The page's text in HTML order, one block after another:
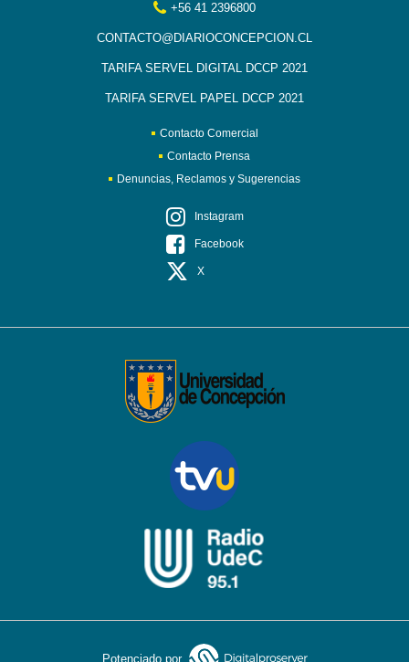
+56 41 2396800
CONTACTO@DIARIOCONCEPCION.CL
TARIFA SERVEL DIGITAL DCCP 2021
TARIFA SERVEL PAPEL DCCP 2021
Contacto Comercial
Contacto Prensa
Denuncias, Reclamos y Sugerencias
Instagram
Facebook
X
Potenciado por